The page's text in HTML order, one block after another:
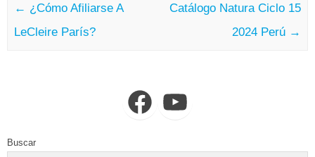
← ¿Cómo Afiliarse A
LeCleire París?
Catálogo Natura Ciclo 15
2024 Perú →
FacebookYouTube
Buscar